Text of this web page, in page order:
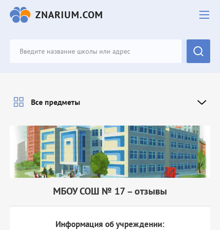
ZNARIUM.COM
МБОУ СОШ № 17 – отзывы
Информация об учреждении:
Все предметы